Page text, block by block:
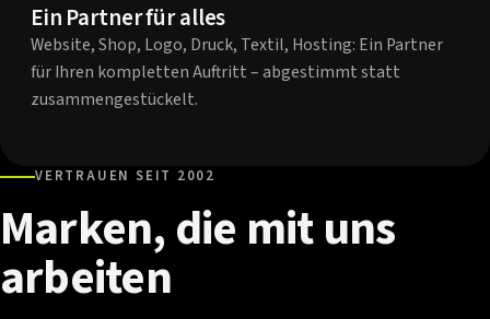
Ein Partner für alles
Website, Shop, Logo, Druck, Textil, Hosting: Ein Partner
für Ihren kompletten Auftritt – abgestimmt statt
zusammengestückelt.
VERTRAUEN SEIT 2002
Marken,die mituns
arbeiten